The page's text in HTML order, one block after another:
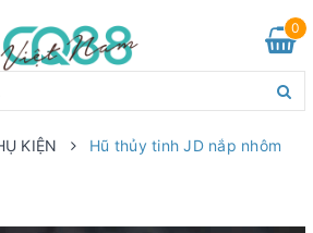
0
KIỆN
Hũ thủy tinh JD nắp nhôm